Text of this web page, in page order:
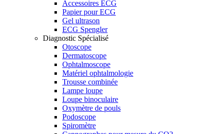
Accessoires ECG
Papier pour ECG
Gel ultrason
ECG Spengler
Diagnostic Spécialisé
Otoscope
Dermatoscope
Ophtalmoscope
Matériel ophtalmologie
Trousse combinée
Lampe loupe
Loupe binoculaire
Oxymètre de pouls
Podoscope
Spiromètre